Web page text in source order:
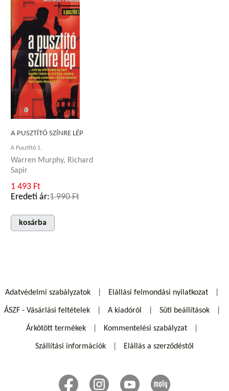
A PUSZTÍTÓ SZÍNRE LÉP
A Pusztító 1.
Warren Murphy, Richard
Sapir
1 493 Ft
Eredeti ár:1 990 Ft
kosárba
Adatvédelmi szabályzatok Elállási felmondási nyilatkozat
ÁSZF - Vásárlási feltételek A kiadóról Süti beállítások
Árkötött termékek Kommentelési szabályzat
Szállítási információk Elállás a szerződéstől